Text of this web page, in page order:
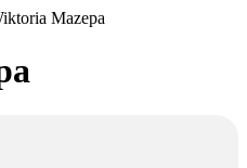
Mazepa